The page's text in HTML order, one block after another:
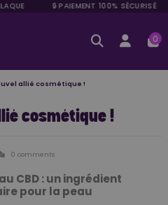
🔒 PAIEMENT 100% SÉCURISÉ
0
allié cosmétique !
cosmétique !
0 comments
CBD : un ingrédient
pour la peau